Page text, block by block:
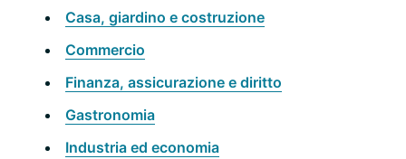
Casa, giardino e costruzione
Commercio
Finanza, assicurazione e diritto
Gastronomia
Industria ed economia